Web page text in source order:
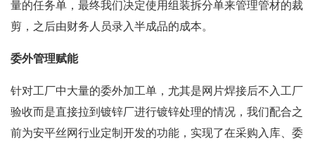
量的任务单，最终我们决定使用组装拆分单来管理管材的裁
剪，之后由财务人员录入半成品的成本。
委外管理赋能
针对工厂中大量的委外加工单，尤其是网片焊接后不入工厂
验收而是直接拉到镀锌厂进行镀锌处理的情况，我们配合之
前为安平丝网行业定制开发的功能，实现了在采购入库、委